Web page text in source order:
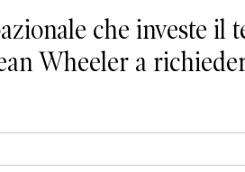
che investe
Wheeler a